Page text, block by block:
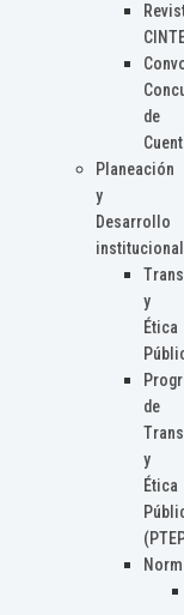
de
Planeación
y
Desarrollo
institucional
y
Ética
de
y
Ética